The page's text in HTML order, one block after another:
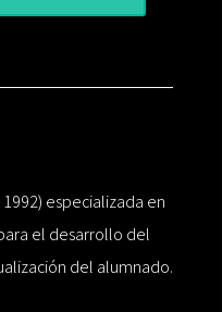
especializada en
el desarrollo del
del alumnado.